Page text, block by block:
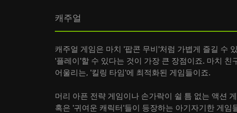
캐주얼
캐주얼 게임은 마치 '팝콘 무비'처럼 가볍게 즐길 수
'플레이'할 수 있다는 것이 가장 큰 장점이죠. 마치
어울리는, '킬링 타임'에 최적화된 게임들이죠.
머리 아픈 전략 게임이나 손가락이 쉴 틈 없는 액션
혹은 '귀여운 캐릭터'들이 등장하는 아기자기한 게